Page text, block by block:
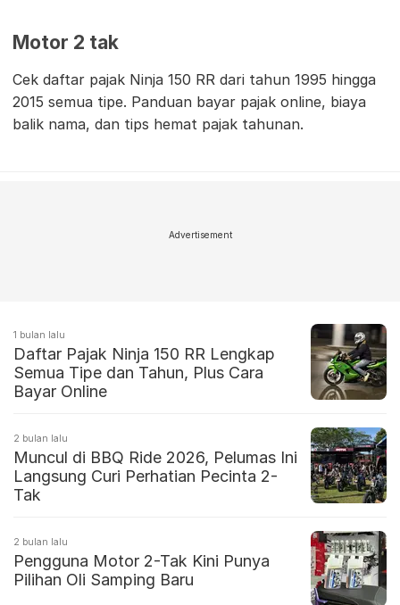
Motor 2 tak
Cek daftar pajak Ninja 150 RR dari tahun 1995 hingga
2015 semua tipe. Panduan bayar pajak online, biaya
balik nama, dan tips hemat pajak tahunan.
Advertisement
1 bulan lalu
Daftar Pajak Ninja 150 RR Lengkap
Semua Tipe dan Tahun, Plus Cara
Bayar Online
2 bulan lalu
Muncul di BBQ Ride 2026, Pelumas Ini
Langsung Curi Perhatian Pecinta 2-
Tak
2 bulan lalu
Pengguna Motor 2-Tak Kini Punya
Pilihan Oli Samping Baru